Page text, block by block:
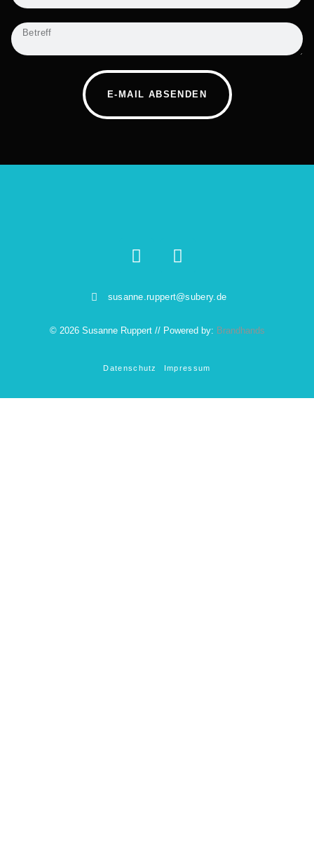
E-MAIL ABSENDEN
susanne.ruppert@subery.de
© 2026 Susanne Ruppert // Powered by: Brandhands
Datenschutz Impressum